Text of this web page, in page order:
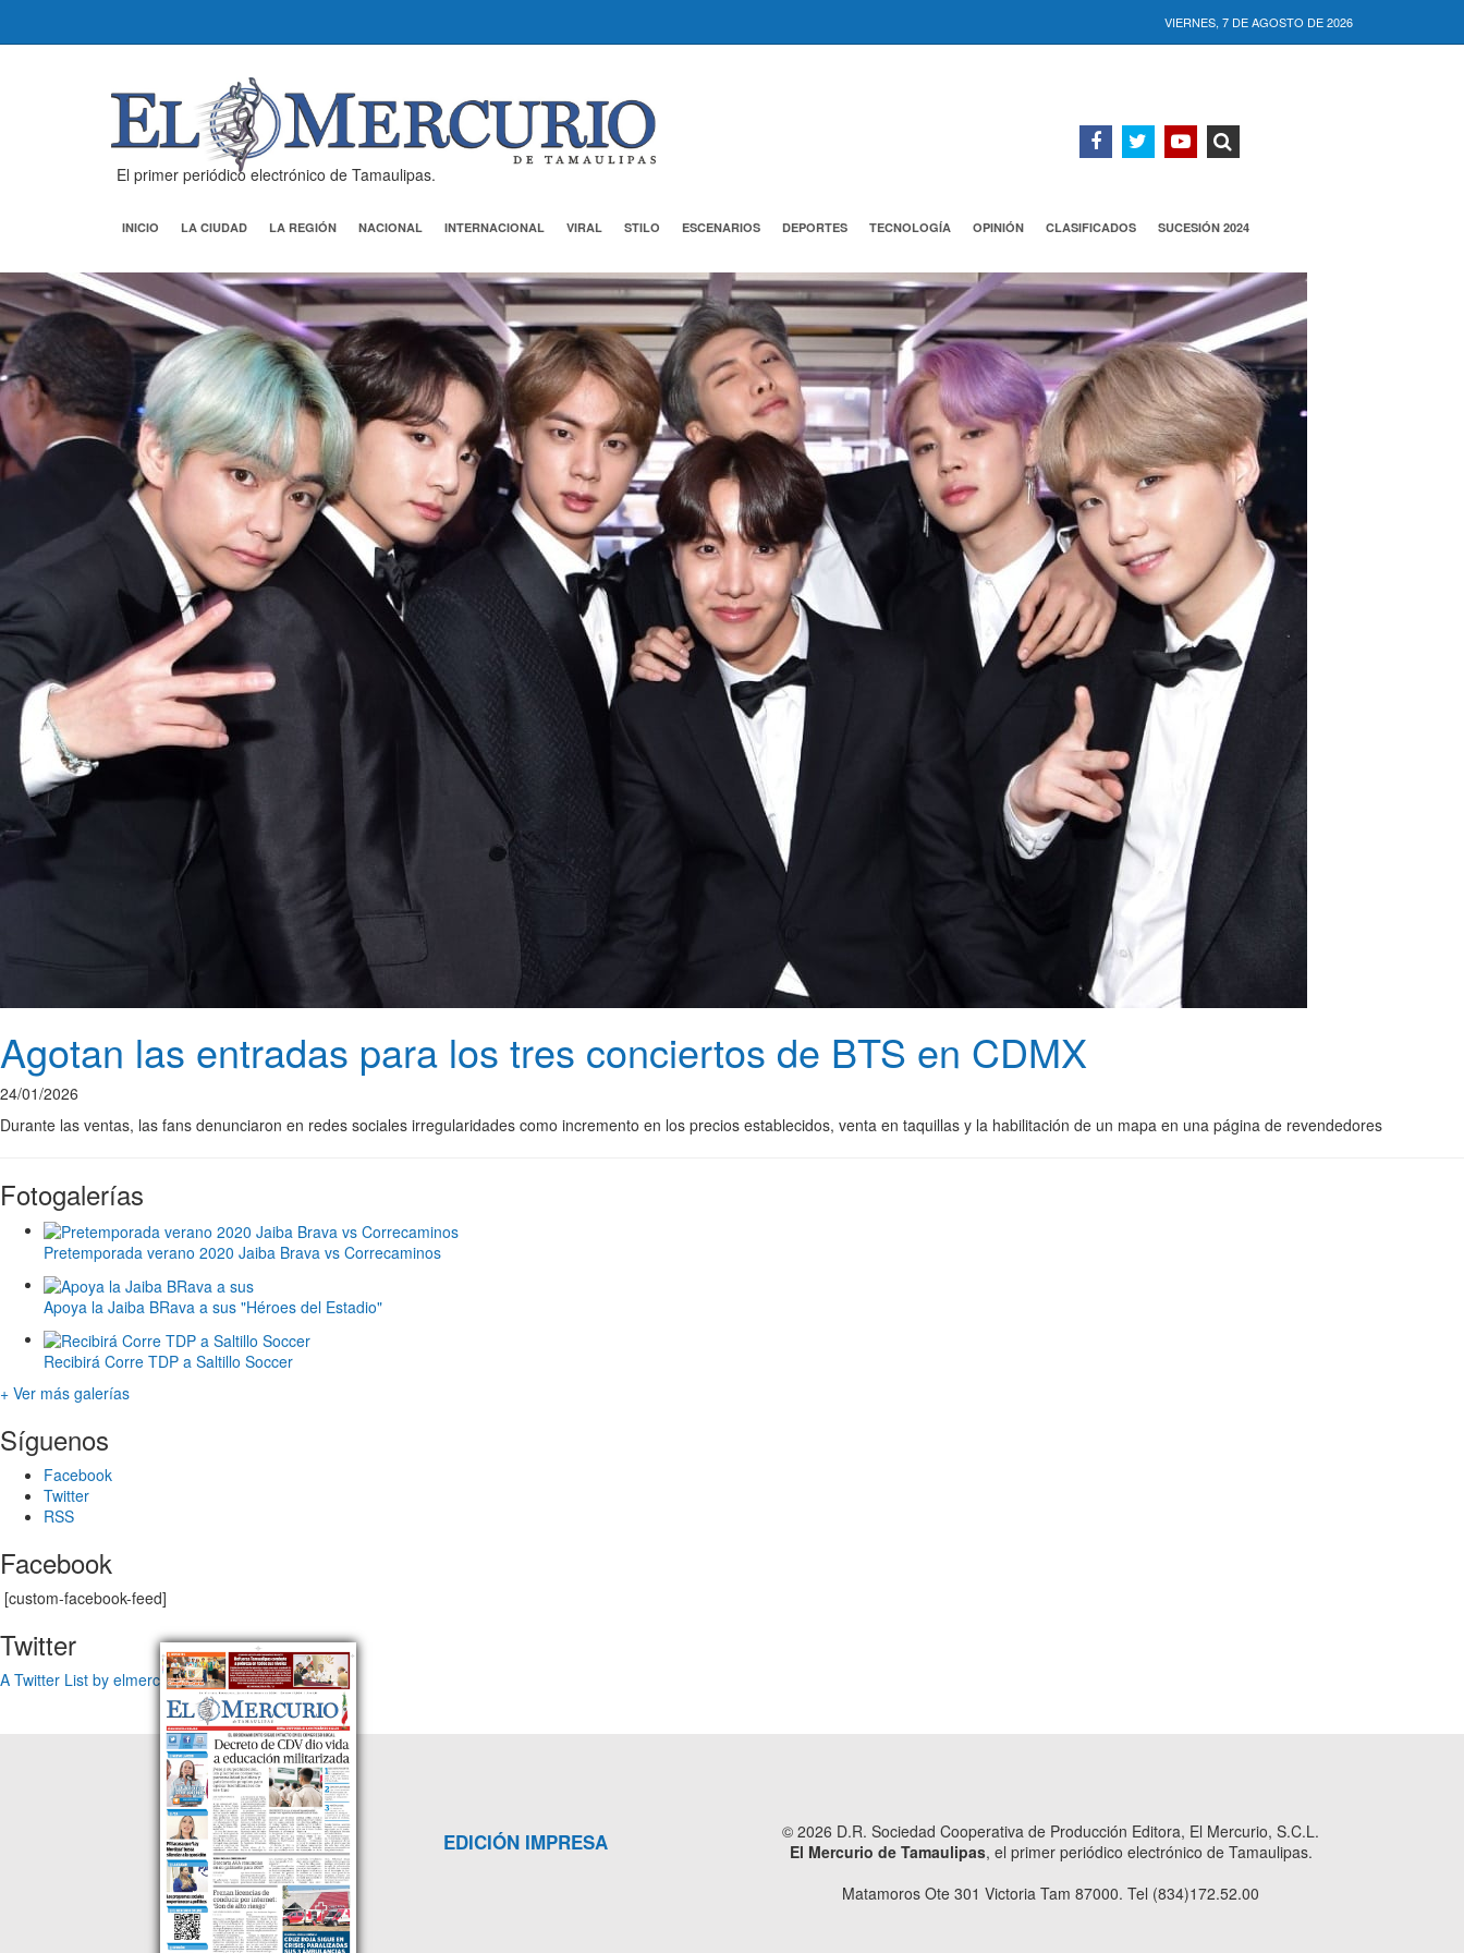
VIERNES, 7 DE AGOSTO DE 2026
El primer periódico electrónico de Tamaulipas.
INICIO LA CIUDAD LA REGIÓN NACIONAL INTERNACIONAL VIRAL STILO ESCENARIOS DEPORTES TECNOLOGÍA OPINIÓN CLASIFICADOS SUCESIÓN 2024
Agotan las entradas para los tres conciertos de BTS en CDMX
24/01/2026
Durante las ventas, las fans denunciaron en redes sociales irregularidades como incremento en los precios establecidos, venta en taquillas y la habilitación de un mapa en una página de revendedores
Fotogalerías
Pretemporada verano 2020 Jaiba Brava vs Correcaminos
Apoya la Jaiba BRava a sus "Héroes del Estadio"
Recibirá Corre TDP a Saltillo Soccer
+ Ver más galerías
Síguenos
Facebook
Twitter
RSS
Facebook
[custom-facebook-feed]
Twitter
A Twitter List by elmercuriotam
EDICIÓN IMPRESA
© 2026 D.R. Sociedad Cooperativa de Producción Editora, El Mercurio, S.C.L.
El Mercurio de Tamaulipas, el primer periódico electrónico de Tamaulipas.
Matamoros Ote 301 Victoria Tam 87000. Tel (834)172.52.00